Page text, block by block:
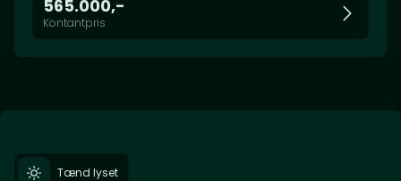
565.000,-
Kontantpris
Tænd lyset